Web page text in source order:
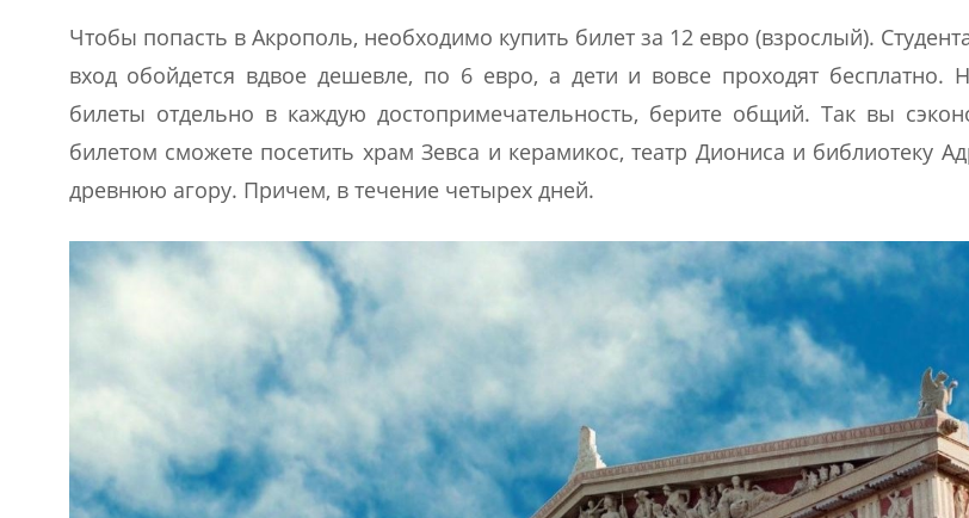
Чтобы попасть в Акрополь, необходимо купить билет за 12 евро (взрослый).
вход обойдется вдвое дешевле, по 6 евро, а дети и вовсе проходят бесплатно.
билеты отдельно в каждую достопримечательность, берите общий. Так вы
билетом сможете посетить храм Зевса и керамикос, театр Диониса и библиотеку
древнюю агору. Причем, в течение четырех дней.